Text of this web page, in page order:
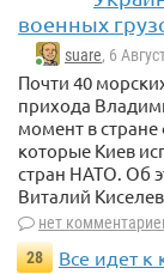
военных
suare, 6
Почти 40
прихода
момент в
которые Киев
стран НАТО. Об
Виталий
нет
28
Все идет к